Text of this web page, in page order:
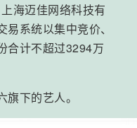
海迈佳网络科技有
系统以集中竞价、
合计不超过3294万
下的艺人。